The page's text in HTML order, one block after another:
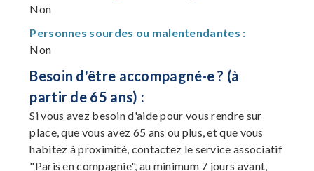
Non
Personnes sourdes ou malentendantes :
Non
Besoin d'être accompagné·e ? (à
partir de 65 ans) :
Si vous avez besoin d'aide pour vous rendre sur
place, que vous avez 65 ans ou plus, et que vous
habitez à proximité, contactez le service associatif
"Paris en compagnie", au minimum 7 jours avant,